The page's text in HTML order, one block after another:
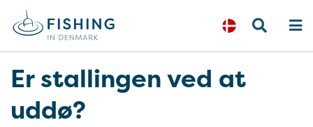
Er stallingen ved at
uddø?